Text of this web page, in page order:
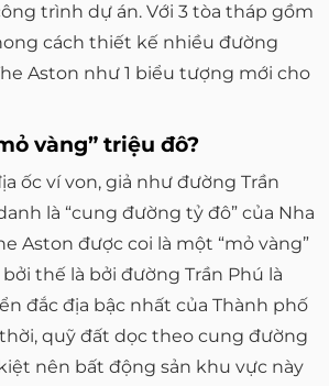
trình dự án. Với 3 tòa tháp gồm
cách thiết kế nhiều đường
Aston như 1 biểu tượng mới cho
vàng” triệu đô?
ốc ví von, giả như đường Trần
là “cung đường tỷ đô” của Nha
Aston được coi là một “mỏ vàng”
thế là bởi đường Trần Phú là
đắc địa bậc nhất của Thành phố
quỹ đất dọc theo cung đường
nên bất động sản khu vực này